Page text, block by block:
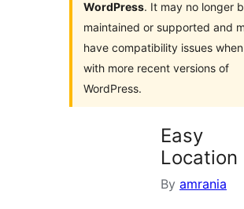
WordPress. It may no longer
maintained or supported and
have compatibility issues
with more recent versions of
WordPress.
Easy
Location
By amrania